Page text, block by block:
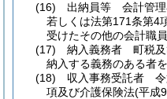
(16)
出納員等 会計管理
若しくは法第171条第4
受けたその他の会計職員
(17)
納入義務者 町税及
納入する義務のある者を
(18)
収入事務受託者 令
項及び介護保険法(平成